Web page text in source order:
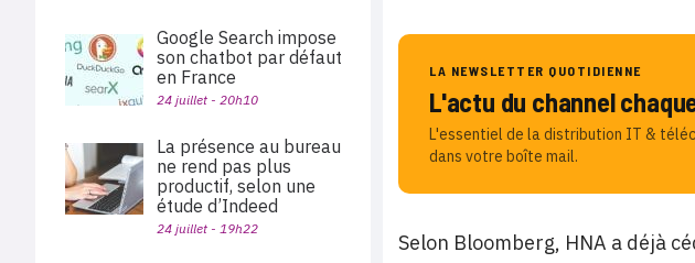
LA NEWSLETTER QUOTIDIENNE
L'actu du channel
L'essentiel de la distribution IT &
dans votre boîte mail.
Selon Bloomberg, HNA a déjà
Google Search impose
son chatbot par défaut
en France
24 juillet - 20h10
La présence au bureau
ne rend pas plus
productif, selon une
étude d’Indeed
24 juillet - 19h22